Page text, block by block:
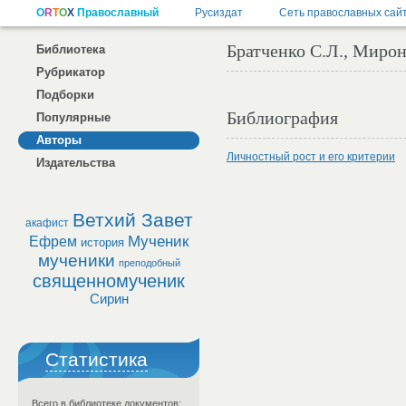
Библиотека
Рубрикатор
Подборки
Популярные
Авторы
Издательства
акафист Ветхий Завет
Ефрем история Мученик
мученики преподобный
священномученик
Сирин
Статистика
Всего в библиотеке документов:
Братченко С.Л.,
Библиография
Личностный рост и его критерии